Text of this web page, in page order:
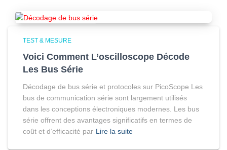
TEST & MESURE
Voici Comment L’oscilloscope Décode
Les Bus Série
Décodage de bus série et protocoles sur PicoScope Les
bus de communication série sont largement utilisés
dans les conceptions électroniques modernes. Les bus
série offrent des avantages significatifs en termes de
coût et d’efficacité par Lire la suite